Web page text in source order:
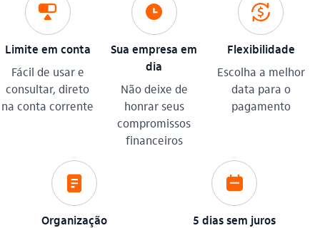
limite
Limite em conta
Fácil de usar e
consultar, direto
na conta corrente
relogio
Sua empresa em
dia
Não deixe de
honrar seus
compromissos
financeiros
recarga
Flexibilidade
Escolha a melhor
data para o
pagamento
documento
Organização
calendario
5 dias sem juros